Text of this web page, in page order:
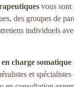
vous sont
des groupes de
individuels
charge somatique
et